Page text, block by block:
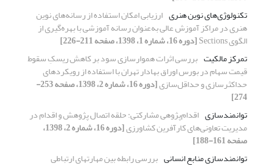
تکنولوژی‌های نوین هنری ارزیابی امکان استفاده از رسانه‌های نوین
هنری در مراکز آموزش عالی به‌عنوان رسانه آموزشی با بهره‌گیری از
الگوی Sections
[دوره 16، شماره 1، 1398، صفحه 211-226]
تمرکز مالکیت بررسی اثرات هموارسازی سود بر کاهش ریسکِ سقوط
قیمت سهام در بورس اوراق بهادار تهران با استفاده از رویکردهای
حداکثر‌سازی و حداقل‌سازی [دوره 16، شماره 2، 1398، صفحه 253-
274]
توانمندسازی اقدام‌پژوهی مشارکتی: حلقه اتصال پژوهش و اقدام در
مدیریت تعاونی‌های کارآفرین کشاورزی [دوره 16، شماره 2، 1398،
صفحه 161-188]
توانمندسازی منابع انسانی
بررسی رابطه بین مهارت‎های ارتباطی